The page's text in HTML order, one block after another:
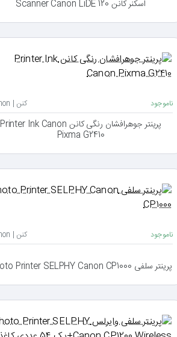
اسکنر کانن Scanner Canon LiDE 120
ناموجود کنن | Canon
پرینتر جوهرافشان رنگی کانن Printer Ink Canon
Pixma G2410
ناموجود کنن | Canon
پرینتر سلفی Photo Printer SELPHY Canon CP1000